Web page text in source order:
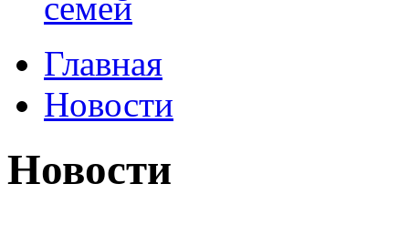
семей
Главная
Новости
Новости